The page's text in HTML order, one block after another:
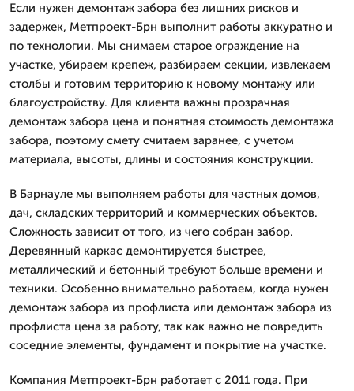
Если нужен демонтаж забора без лишних рисков и
задержек, Метпроект-Брн выполнит работы аккуратно и
по технологии. Мы снимаем старое ограждение на
участке, убираем крепеж, разбираем секции, извлекаем
столбы и готовим территорию к новому монтажу или
благоустройству. Для клиента важны прозрачная
демонтаж забора цена и понятная стоимость демонтажа
забора, поэтому смету считаем заранее, с учетом
материала, высоты, длины и состояния конструкции.
В Барнауле мы выполняем работы для частных домов,
дач, складских территорий и коммерческих объектов.
Сложность зависит от того, из чего собран забор.
Деревянный каркас демонтируется быстрее,
металлический и бетонный требуют больше времени и
техники. Особенно внимательно работаем, когда нужен
демонтаж забора из профлиста или демонтаж забора из
профлиста цена за работу, так как важно не повредить
соседние элементы, фундамент и покрытие на участке.
Компания Метпроект-Брн работает с 2011 года. При